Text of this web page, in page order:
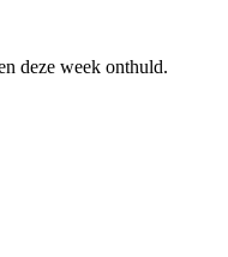
deze week onthuld.